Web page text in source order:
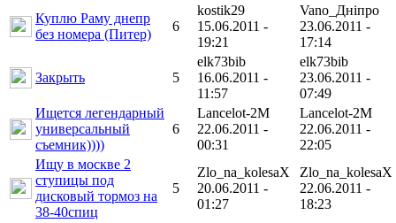
Куплю Раму днепр
без номера (Питер)
6
kostik29
15.06.2011 -
19:21
Vano_Днiпро
23.06.2011 -
17:14
Закрыть 5
elk73bib
16.06.2011 -
11:57
elk73bib
23.06.2011 -
07:49
Ищется легендарный
универсальный
съемник))))
6
Lancelot-2M
22.06.2011 -
00:31
Lancelot-2M
22.06.2011 -
22:05
Ищу в москве 2
ступицы под
дисковый тормоз на
38-40спиц
5
Zlo_na_kolesaX
20.06.2011 -
01:27
Zlo_na_kolesaX
22.06.2011 -
18:23